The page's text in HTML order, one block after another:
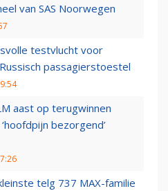
van SAS Noorwegen
testvlucht voor
passagierstoestel
aast op terugwinnen
bezorgend’
telg 737 MAX-familie